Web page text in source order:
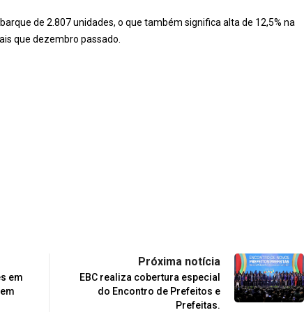
de 2.807 unidades, o que também significa alta de 12,5% na
que dezembro passado.
em
Próxima notícia
EBC realiza cobertura especial
do Encontro de Prefeitos e
Prefeitas.